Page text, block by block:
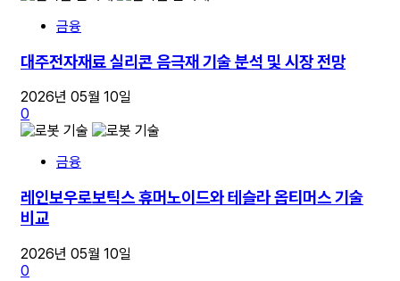
금융
대주전자재료 실리콘 음극재 기술 분석 및 시장 전망
2026년 05월 10일
0
금융
레인보우로보틱스 휴머노이드와 테슬라 옵티머스 기술
비교
2026년 05월 10일
0